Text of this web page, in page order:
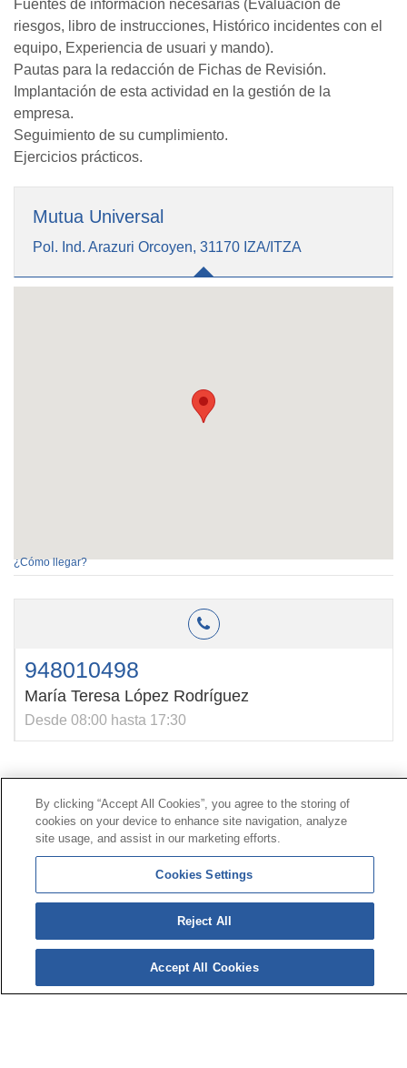
Fuentes de información necesarias (Evaluación de
riesgos, libro de instrucciones, Histórico incidentes con el
equipo, Experiencia de usuari y mando).
Pautas para la redacción de Fichas de Revisión.
Implantación de esta actividad en la gestión de la
empresa.
Seguimiento de su cumplimiento.
Ejercicios prácticos.
Mutua Universal
Pol. Ind. Arazuri Orcoyen, 31170 IZA/ITZA
¿Cómo llegar?
948010498
María Teresa López Rodríguez
Desde 08:00 hasta 17:30
Línea Universal 900 203 203|Zona Privada Comisión de
Prestaciones Especiales|Zona Privada Proveedor
© Mutua Universal 2026 | Mapa del sitio | Aviso legal
Política de Protección de Datos
cookies
Síguenos en:
By clicking “Accept All Cookies”, you agree to the storing of
cookies on your device to enhance site navigation, analyze
site usage, and assist in our marketing efforts.
Cookies Settings
Reject All
Accept All Cookies